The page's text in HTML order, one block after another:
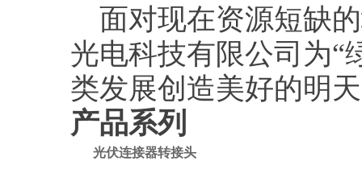
面对现在资源短缺
光电科技有限公司为“
类发展创造美好的明
产品系列
光伏连接器转接头